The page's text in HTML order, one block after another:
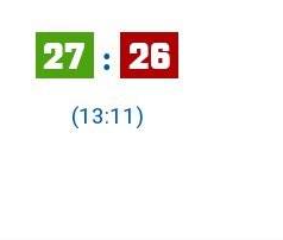
27 : 26
(13:11)